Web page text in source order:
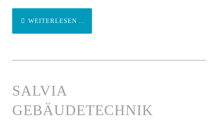
WEITERLESEN ...
SALVIA
GEBÄUDETECHNIK